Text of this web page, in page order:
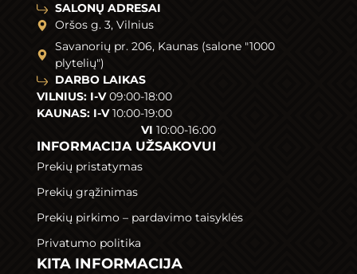
SALONŲ ADRESAI
Oršos g. 3, Vilnius
Savanorių pr. 206, Kaunas (salone "1000
plytelių")
DARBO LAIKAS
VILNIUS: I-V09:00-18:00
KAUNAS: I-V10:00-19:00
VI 10:00-16:00
INFORMACIJA UŽSAKOVUI
Prekių pristatymas
Prekių grąžinimas
Prekių pirkimo – pardavimo taisyklės
Privatumo politika
KITA INFORMACIJA